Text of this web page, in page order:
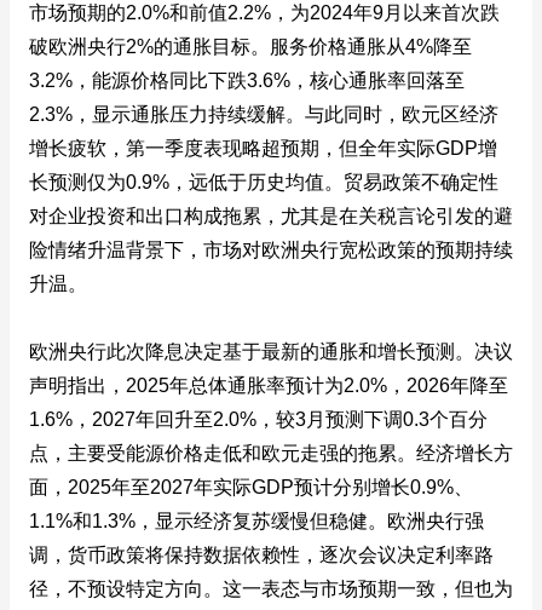
市场预期的2.0%和前值2.2%，为2024年9月以来首次跌
破欧洲央行2%的通胀目标。服务价格通胀从4%降至
3.2%，能源价格同比下跌3.6%，核心通胀率回落至
2.3%，显示通胀压力持续缓解。与此同时，欧元区经济
增长疲软，第一季度表现略超预期，但全年实际GDP增
长预测仅为0.9%，远低于历史均值。贸易政策不确定性
对企业投资和出口构成拖累，尤其是在关税言论引发的避
险情绪升温背景下，市场对欧洲央行宽松政策的预期持续
升温。
欧洲央行此次降息决定基于最新的通胀和增长预测。决议
声明指出，2025年总体通胀率预计为2.0%，2026年降至
1.6%，2027年回升至2.0%，较3月预测下调0.3个百分
点，主要受能源价格走低和欧元走强的拖累。经济增长方
面，2025年至2027年实际GDP预计分别增长0.9%、
1.1%和1.3%，显示经济复苏缓慢但稳健。欧洲央行强
调，货币政策将保持数据依赖性，逐次会议决定利率路
径，不预设特定方向。这一表态与市场预期一致，但也为